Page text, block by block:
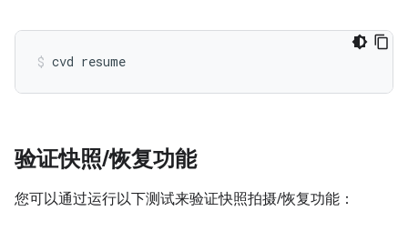
cvd resume
验证快照/恢复功能
您可以通过运行以下测试来验证快照拍摄/恢复功能：